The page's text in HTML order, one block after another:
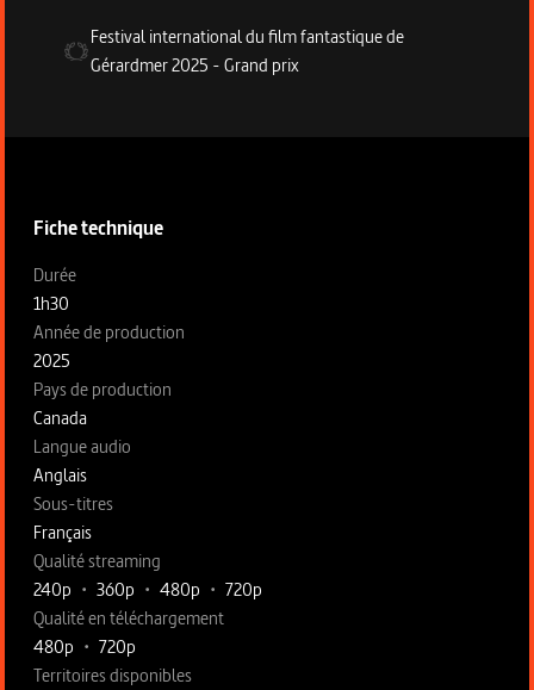
Festival international du film fantastique de
Gérardmer2025 -Grand prix
Fiche technique
Fiche technique section gauche
Durée
1h30
Année de production
2025
Pays de production
Canada
Langue audio
Anglais
Sous-titres
Français
Qualité streaming
240p • 360p • 480p • 720p
Qualité en téléchargement
480p • 720p
Territoires disponibles